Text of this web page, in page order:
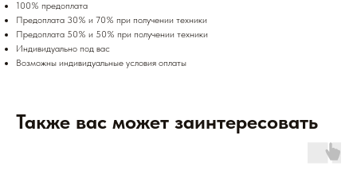
100% предоплата
Предоплата 30% и 70% при получении техники
Предоплата 50% и 50% при получении техники
Индивидуально под вас
Возможны индивидуальные условия оплаты
Также вас может заинтересовать